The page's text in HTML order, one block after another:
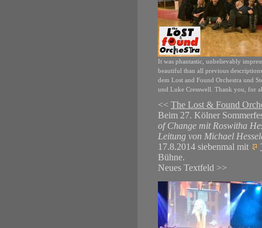
It was phantastic, unbelievably
beautiful than all previous
dem Lost and Found Orchestra und
und Luke Cresswell. Thank you, for
<< The Lost & Found
Beim 27. Kölner
of Change mit Roswitha
Leitung von Michael
17.8.2014 siebenmal mit
Bühne.
Neues Textfeld >>